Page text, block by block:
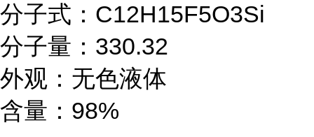
分子式：C12H15F5O3Si
分子量：330.32
外观：无色液体
含量：98%